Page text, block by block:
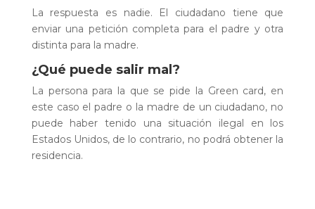
La respuesta es nadie. El ciudadano tiene que
enviar una petición completa para el padre y otra
distinta para la madre.
¿Qué puede salir mal?
La persona para la que se pide la Green card, en
este caso el padre o la madre de un ciudadano, no
puede haber tenido una situación ilegal en los
Estados Unidos, de lo contrario, no podrá obtener la
residencia.